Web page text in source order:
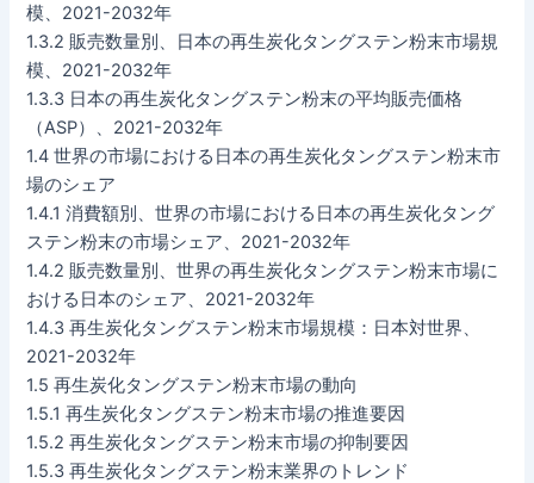
模、2021-2032年
1.3.2 販売数量別、日本の再生炭化タングステン粉末市場規
模、2021-2032年
1.3.3 日本の再生炭化タングステン粉末の平均販売価格
（ASP）、2021-2032年
1.4 世界の市場における日本の再生炭化タングステン粉末市
場のシェア
1.4.1 消費額別、世界の市場における日本の再生炭化タング
ステン粉末の市場シェア、2021-2032年
1.4.2 販売数量別、世界の再生炭化タングステン粉末市場に
おける日本のシェア、2021-2032年
1.4.3 再生炭化タングステン粉末市場規模：日本対世界、
2021-2032年
1.5 再生炭化タングステン粉末市場の動向
1.5.1 再生炭化タングステン粉末市場の推進要因
1.5.2 再生炭化タングステン粉末市場の抑制要因
1.5.3 再生炭化タングステン粉末業界のトレンド